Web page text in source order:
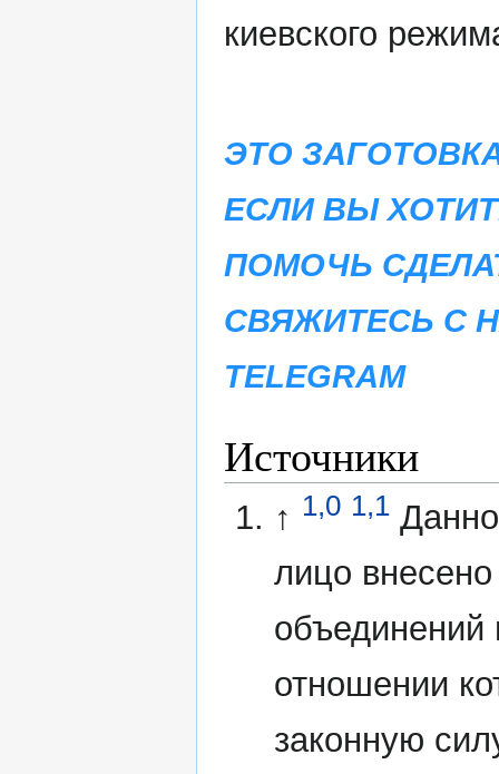
киевского
ЭТО
ЕСЛИ ВЫ
ПОМОЧЬ
СВЯЖИТЕСЬ С
TELEGRAM
Источники
↑ 1,0 1,1
лицо
объединений
отношении
законную